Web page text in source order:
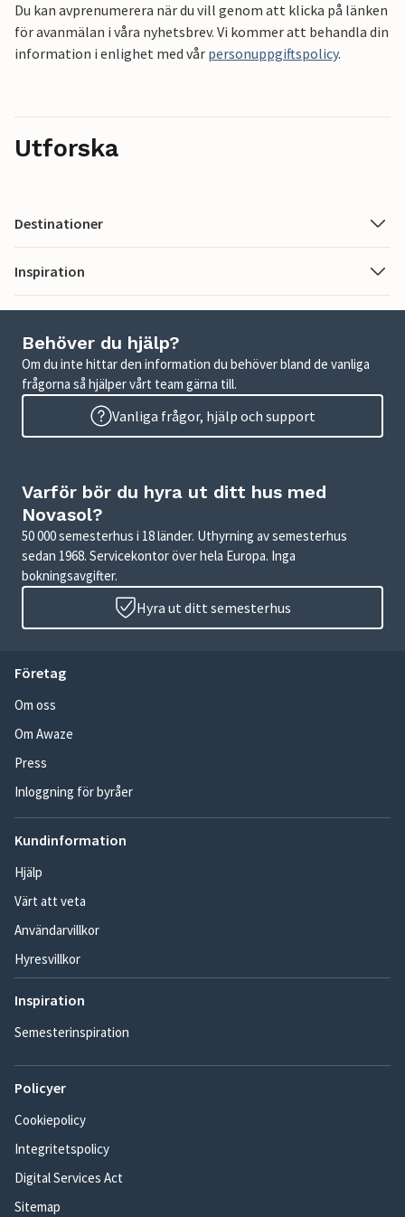
Du kan avprenumerera när du vill genom att klicka på länken
för avanmälan i våra nyhetsbrev. Vi kommer att behandla din
information i enlighet med vår personuppgiftspolicy.
Utforska
Destinationer
Inspiration
Behöver du hjälp?
Om du inte hittar den information du behöver bland de vanliga
frågorna så hjälper vårt team gärna till.
Vanliga frågor, hjälp och support
Varför bör du hyra ut ditt hus med
Novasol?
50 000 semesterhus i 18 länder. Uthyrning av semesterhus
sedan 1968. Servicekontor över hela Europa. Inga
bokningsavgifter.
Hyra ut ditt semesterhus
Företag
Om oss
Om Awaze
Press
Inloggning för byråer
Kundinformation
Hjälp
Värt att veta
Användarvillkor
Hyresvillkor
Inspiration
Semesterinspiration
Policyer
Cookiepolicy
Integritetspolicy
Digital Services Act
Sitemap